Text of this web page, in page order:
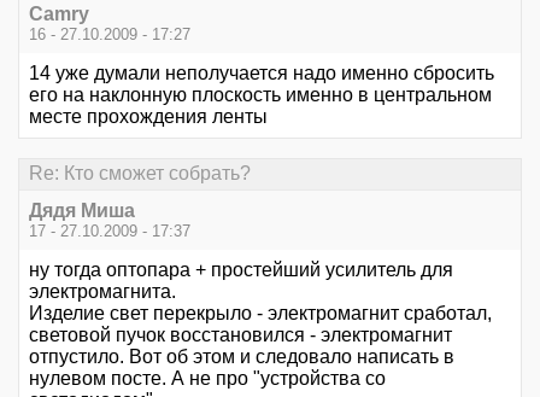
Camry
16 - 27.10.2009 - 17:27
14 уже думали неполучается надо именно сбросить
его на наклонную плоскость именно в центральном
месте прохождения ленты
Re: Кто сможет собрать?
Дядя Миша
17 - 27.10.2009 - 17:37
ну тогда оптопара + простейший усилитель для
электромагнита.
Изделие свет перекрыло - электромагнит сработал,
световой пучок восстановился - электромагнит
отпустило. Вот об этом и следовало написать в
нулевом посте. А не про "устройства со